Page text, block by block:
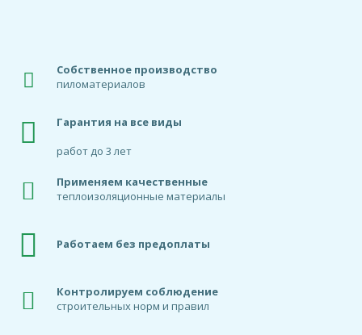
Собственное производство
пиломатериалов
Гарантия на все виды
работ до 3 лет
Применяем качественные
теплоизоляционные материалы
Работаем без предоплаты
Контролируем соблюдение
строительных норм и правил